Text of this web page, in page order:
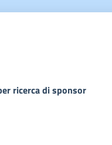
ricerca di sponsor